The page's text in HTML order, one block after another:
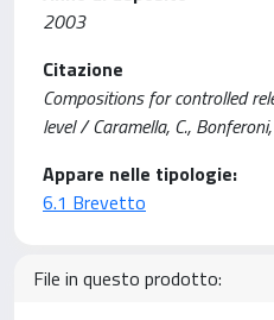
2003
Citazione
Compositions for controlled
level / Caramella, C.,
Appare nelle tipologie:
6.1 Brevetto
File in questo prodotto: